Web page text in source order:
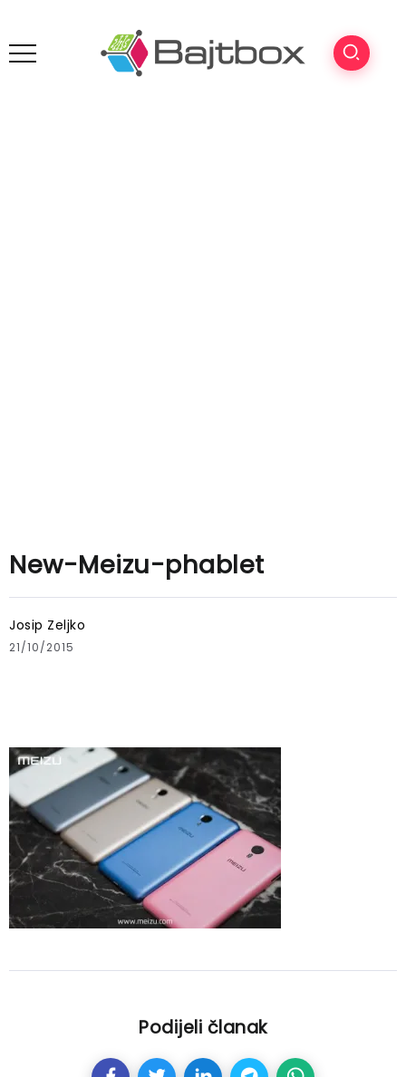
New-Meizu-phablet
Josip Zeljko
21/10/2015
Podijeli članak